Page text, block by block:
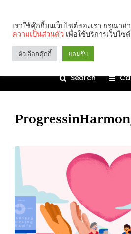
Search
เราใช้คุ๊กกี้บนเว็บไซต์ของเรา กรุณาอ่
ความเป็นส่วนตัว เพื่อใช้บริการเว็บไซต์
ตัวเลือกคุ๊กกี้ ยอมรับ